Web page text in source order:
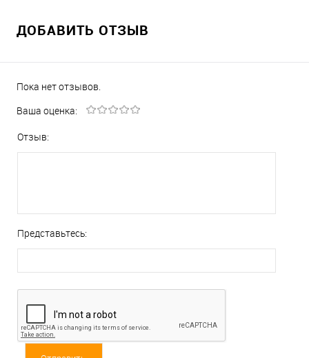
ДОБАВИТЬ ОТЗЫВ
Пока нет отзывов.
Ваша оценка:
Отзыв:
Представьтесь: